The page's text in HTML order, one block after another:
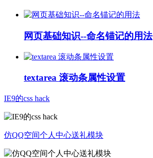
网页基础知识--命名锚记的用法
textarea 滚动条属性设置
IE9的css hack
仿QQ空间个人中心送礼模块